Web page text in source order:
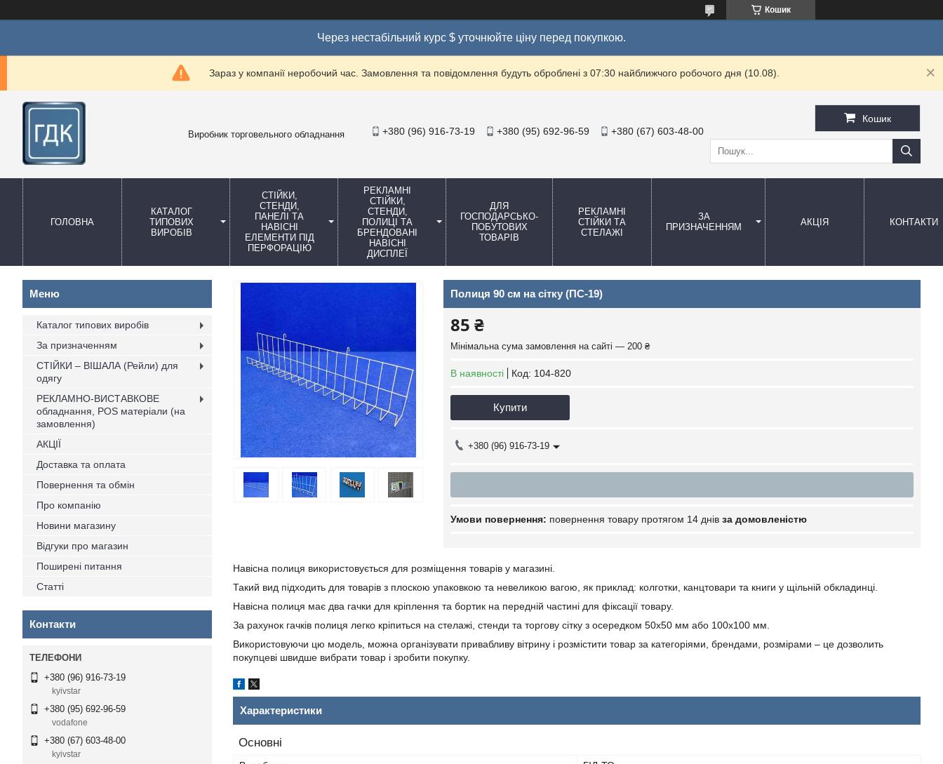
Кошик
Через нестабільний курс $ уточнюйте ціну перед покупкою.
Зараз у компанії неробочий час. Замовлення та повідомлення будуть оброблені з 07:30 найближчого робочого дня (10.08).
Виробник торговельного обладнання +380 (96) 916-73-19 +380 (95) 692-96-59 +380 (67) 603-48-00
Кошик
ГОЛОВНА
КАТАЛОГ
ТИПОВИХ
ВИРОБІВ
СТІЙКИ,
СТЕНДИ,
ПАНЕЛІ ТА
НАВІСНІ
ЕЛЕМЕНТИ ПІД
ПЕРФОРАЦІЮ
РЕКЛАМНІ
СТІЙКИ,
СТЕНДИ,
ПОЛИЦІ ТА
БРЕНДОВАНІ
НАВІСНІ
ДИСПЛЕЇ
ДЛЯ
ГОСПОДАРСЬКО-
ПОБУТОВИХ
ТОВАРІВ
РЕКЛАМНІ
СТІЙКИ ТА
СТЕЛАЖІ
ЗА
ПРИЗНАЧЕННЯМ
АКЦІЯ КОНТАКТИ
Полиця 90 см на сітку (ПС-19)
85 ₴
Мінімальна сума замовлення на сайті — 200 ₴
В наявності Код: 104-820
Купити
+380 (96) 916-73-19
повернення товару протягом 14 днів за домовленістю
Навісна полиця використовується для розміщення товарів у магазині.
Такий вид підходить для товарів з плоскою упаковкою та невеликою вагою, як приклад: колготки, канцтовари та книги у щільній обкладинці.
Навісна полиця має два гачки для кріплення та бортик на передній частині для фіксації товару.
За рахунок гачків полиця легко кріпиться на стелажі, стенди та торгову сітку з осередком 50х50 мм або 100х100 мм.
Використовуючи цю модель, можна організувати привабливу вітрину і розмістити товар за категоріями, брендами, розмірами – це дозволить
покупцеві швидше вибрати товар і зробити покупку.
Характеристики
Основні
Каталог типових виробів
За призначенням
СТІЙКИ – ВІШАЛА (Рейли) для
одягу
РЕКЛАМНО-ВИСТАВКОВЕ
обладнання, POS матеріали (на
замовлення)
АКЦІЇ
Доставка та оплата
Повернення та обмін
Про компанію
Новини магазину
Відгуки про магазин
Поширені питання
Статті
Контакти
+380 (96) 916-73-19
kyivstar
+380 (95) 692-96-59
vodafone
+380 (67) 603-48-00
kyivstar